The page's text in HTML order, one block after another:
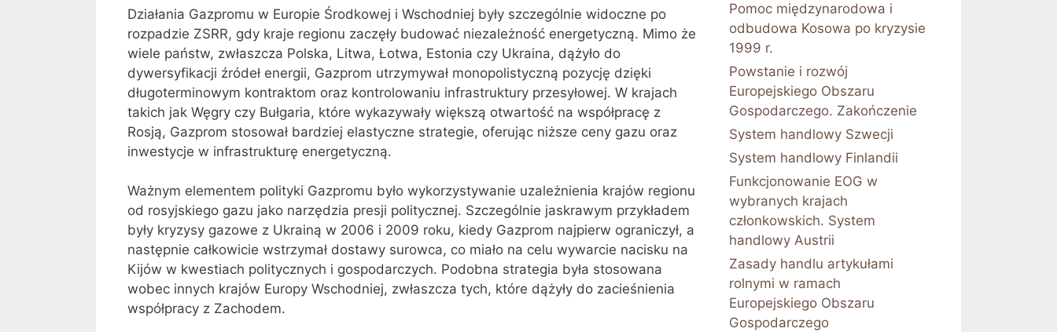
Działania Gazpromu w Europie Środkowej i Wschodniej były szczególnie widoczne po
rozpadzie ZSRR, gdy kraje regionu zaczęły budować niezależność energetyczną. Mimo że
wiele państw, zwłaszcza Polska, Litwa, Łotwa, Estonia czy Ukraina, dążyło do
dywersyfikacji źródeł energii, Gazprom utrzymywał monopolistyczną pozycję dzięki
długoterminowym kontraktom oraz kontrolowaniu infrastruktury przesyłowej. W krajach
takich jak Węgry czy Bułgaria, które wykazywały większą otwartość na współpracę z
Rosją, Gazprom stosował bardziej elastyczne strategie, oferując niższe ceny gazu oraz
inwestycje w infrastrukturę energetyczną.
Ważnym elementem polityki Gazpromu było wykorzystywanie uzależnienia krajów regionu
od rosyjskiego gazu jako narzędzia presji politycznej. Szczególnie jaskrawym przykładem
były kryzysy gazowe z Ukrainą w 2006 i 2009 roku, kiedy Gazprom najpierw ograniczył, a
następnie całkowicie wstrzymał dostawy surowca, co miało na celu wywarcie nacisku na
Kijów w kwestiach politycznych i gospodarczych. Podobna strategia była stosowana
wobec innych krajów Europy Wschodniej, zwłaszcza tych, które dążyły do zacieśnienia
współpracy z Zachodem.
Pomoc międzynarodowa i
odbudowa Kosowa po kryzysie
1999 r.
Powstanie i rozwój
Europejskiego Obszaru
Gospodarczego. Zakończenie
System handlowy Szwecji
System handlowy Finlandii
Funkcjonowanie EOG w
wybranych krajach
członkowskich. System
handlowy Austrii
Zasady handlu artykułami
rolnymi w ramach
Europejskiego Obszaru
Gospodarczego